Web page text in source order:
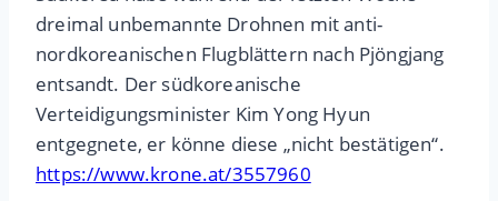
dreimal unbemannte Drohnen mit anti-
nordkoreanischen Flugblättern nach Pjöngjang
entsandt. Der südkoreanische
Verteidigungsminister Kim Yong Hyun
entgegnete, er könne diese „nicht bestätigen“.
https://www.krone.at/3557960